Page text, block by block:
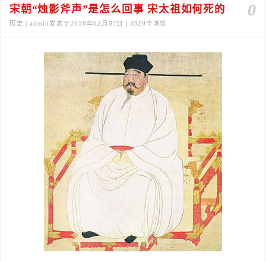
0
宋朝“烛影斧声”是怎么回事 宋太祖如何死的
历史 | admin发表于2018年02月07日 | 3320个浏览